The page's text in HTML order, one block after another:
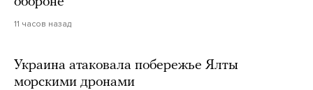
11 часов назад
Украина атаковала побережье Ялты
морскими дронами